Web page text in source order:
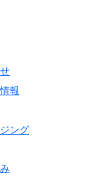
報
ング